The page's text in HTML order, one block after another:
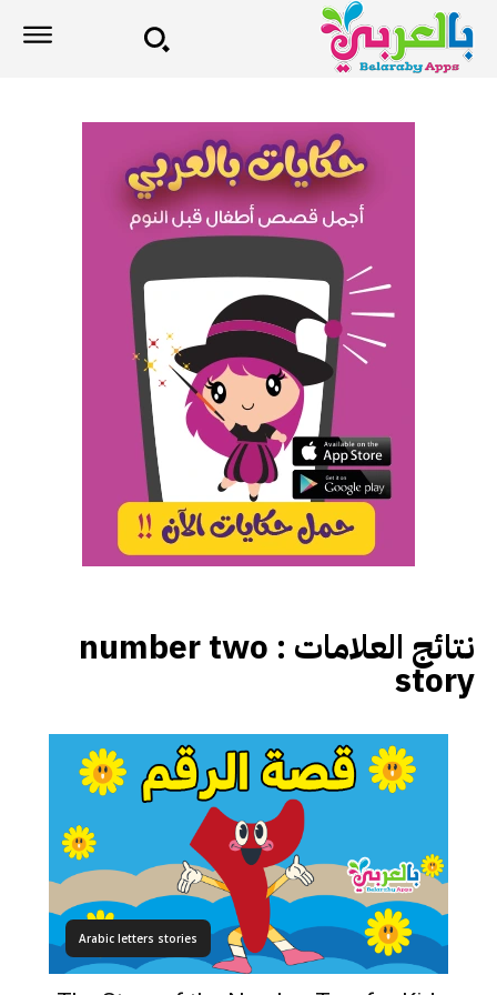
نتائج العلامات : number two
story
Arabic letters stories